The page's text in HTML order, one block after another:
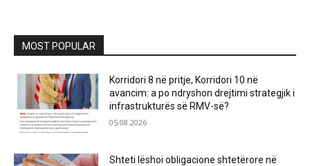
MOST POPULAR
Korridori 8 në pritje, Korridori 10 në
avancim: a po ndryshon drejtimi strategjik i
infrastrukturës së RMV-së?
05.08.2026
Shteti lëshoi obligacione shtetërore në